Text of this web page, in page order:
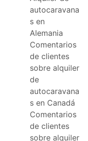
autocaravana
s en
Alemania
Comentarios
de clientes
sobre alquiler
de
autocaravana
s en Canadá
Comentarios
de clientes
sobre alquiler